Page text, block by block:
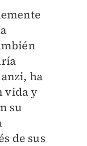
ha
vida y
su
de sus